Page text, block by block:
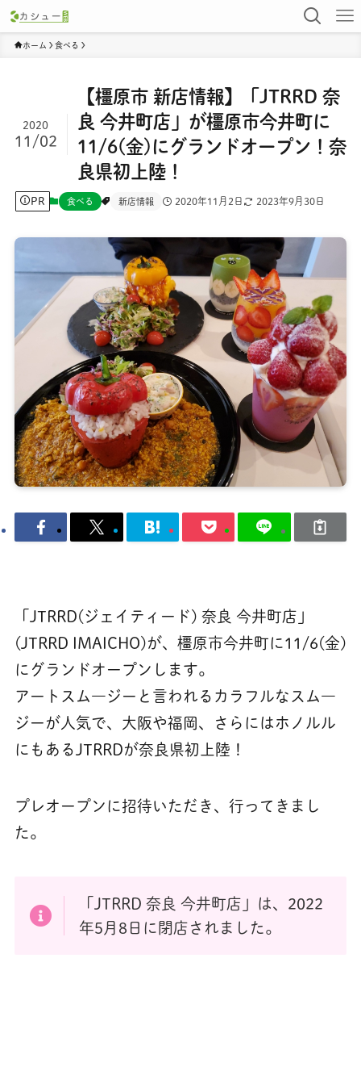
ホーム 食べる
【橿原市 新店情報】「JTRRD 奈
良 今井町店」が橿原市今井町に
11/6(金)にグランドオープン！奈
良県初上陸！
2020
11/02
PR 食べる 新店情報 2020年11月2日 2023年9月30日
「JTRRD(ジェイティード) 奈良 今井町店」
(JTRRD IMAICHO)が、橿原市今井町に11/6(金)
にグランドオープンします。
アートスム―ジーと言われるカラフルなスム―
ジーが人気で、大阪や福岡、さらにはホノルル
にもあるJTRRDが奈良県初上陸！
プレオープンに招待いただき、行ってきまし
た。
「JTRRD 奈良 今井町店」は、2022
年5月8日に閉店されました。